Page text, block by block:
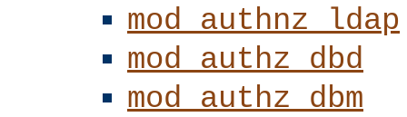
mod_authnz_ldap
mod_authz_dbd
mod_authz_dbm